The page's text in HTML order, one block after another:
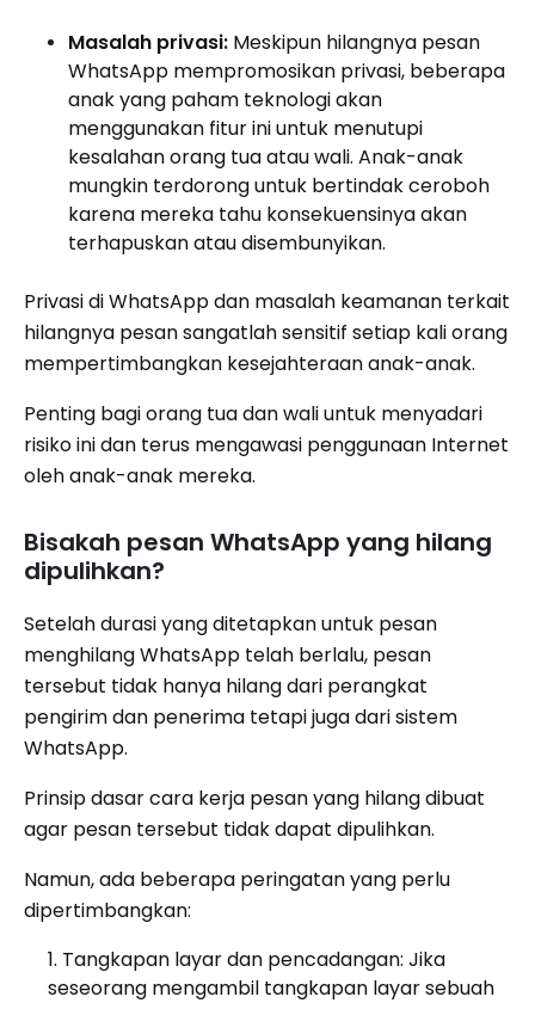
Masalah privasi: Meskipun hilangnya pesan
WhatsApp mempromosikan privasi, beberapa
anak yang paham teknologi akan
menggunakan fitur ini untuk menutupi
kesalahan orang tua atau wali. Anak-anak
mungkin terdorong untuk bertindak ceroboh
karena mereka tahu konsekuensinya akan
terhapuskan atau disembunyikan.
Privasi di WhatsApp dan masalah keamanan terkait
hilangnya pesan sangatlah sensitif setiap kali orang
mempertimbangkan kesejahteraan anak-anak.
Penting bagi orang tua dan wali untuk menyadari
risiko ini dan terus mengawasi penggunaan Internet
oleh anak-anak mereka.
Bisakah pesan WhatsApp yang hilang
dipulihkan?
Setelah durasi yang ditetapkan untuk pesan
menghilang WhatsApp telah berlalu, pesan
tersebut tidak hanya hilang dari perangkat
pengirim dan penerima tetapi juga dari sistem
WhatsApp.
Prinsip dasar cara kerja pesan yang hilang dibuat
agar pesan tersebut tidak dapat dipulihkan.
Namun, ada beberapa peringatan yang perlu
dipertimbangkan:
Tangkapan layar dan pencadangan: Jika
seseorang mengambil tangkapan layar sebuah